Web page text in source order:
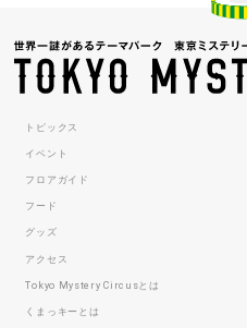
トピックス
イベント
フロアガイド
フード
グッズ
アクセス
Tokyo Mystery Circusとは
くまっキーとは